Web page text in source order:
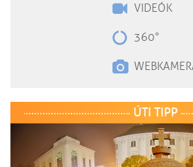
VIDEÓK
360°
ÚTI TIPP